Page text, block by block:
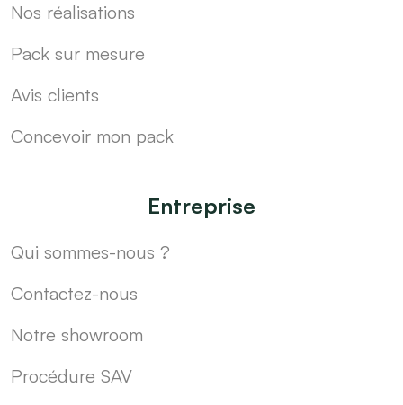
Nos réalisations
Pack sur mesure
Avis clients
Concevoir mon pack
Entreprise
Qui sommes-nous ?
Contactez-nous
Notre showroom
Procédure SAV